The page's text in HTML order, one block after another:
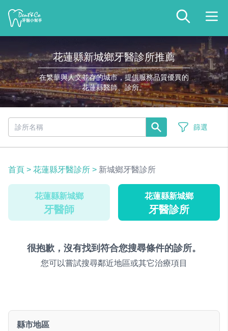
花蓮縣新城鄉牙醫診所推薦
在繁華與人文並存的城市，提供服務品質優異的
花蓮縣醫師、診所。
篩選
首頁 > 花蓮縣牙醫診所 > 新城鄉牙醫診所
花蓮縣新城鄉
牙醫師
花蓮縣新城鄉
牙醫診所
很抱歉，沒有找到符合您搜尋條件的診所。
您可以嘗試搜尋鄰近地區或其它治療項目
縣市地區